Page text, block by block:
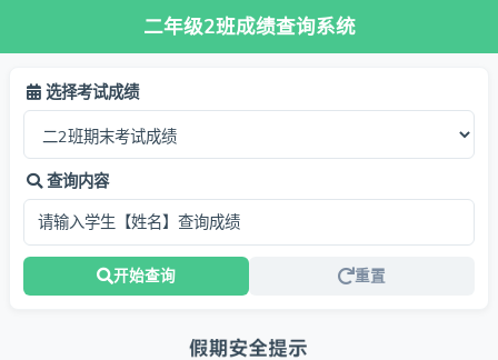
二年级2班成绩查询系统
选择考试成绩
查询内容
开始查询 重置